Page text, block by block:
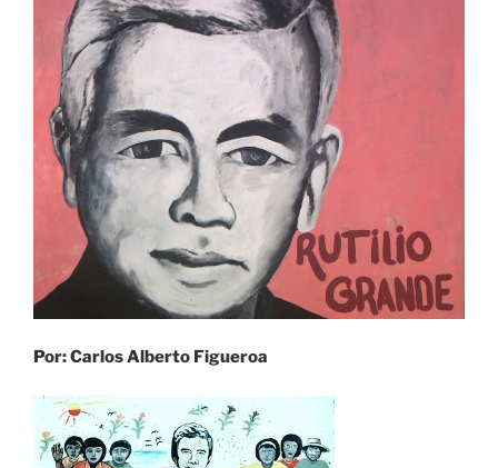
Por: Carlos Alberto Figueroa